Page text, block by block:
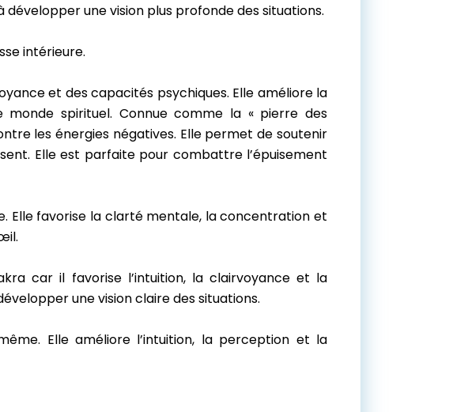
une vision plus profonde des situations.
intérieure.
et des capacités psychiques. Elle améliore la
spirituel. Connue comme la « pierre des
les énergies négatives. Elle permet de soutenir
Elle est parfaite pour combattre l’épuisement
Elle favorise la clarté mentale, la concentration et
caril favorise l’intuition, la clairvoyance et la
une vision claire des situations.
Elle améliore l’intuition, la perception et la